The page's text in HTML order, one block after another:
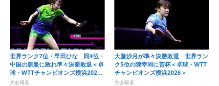
世界ランク7位・早田ひな 同4位・
中国の蒯曼に敗れ準々決勝敗退＜卓
球・WTTチャンピオンズ横浜2026
＞
大会報道
大藤沙月が準々決勝敗退 世界ラン
ク5位の陳幸同に苦杯＜卓球・WTT
チャンピオンズ横浜2026＞
大会報道